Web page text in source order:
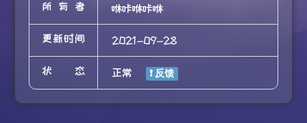
所有者 咻咔咻咔咻
更新时间 2021-09-28
状态 正常